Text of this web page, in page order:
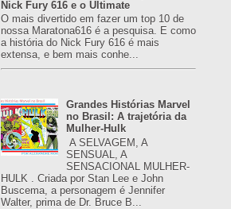
Nick Fury 616 e o Ultimate
O mais divertido em fazer um top 10 de
nossa Maratona616 é a pesquisa. E como
a história do Nick Fury 616 é mais
extensa, e bem mais conhe...
Grandes Histórias Marvel
no Brasil: A trajetória da
Mulher-Hulk
A SELVAGEM, A
SENSUAL, A
SENSACIONAL MULHER-
HULK . Criada por Stan Lee e John
Buscema, a personagem é Jennifer
Walter, prima de Dr. Bruce B...